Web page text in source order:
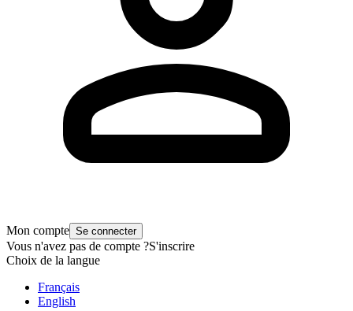
Mon compte Se connecter
Vous n'avez pas de compte ?S'inscrire
Choix de la langue
Français
English